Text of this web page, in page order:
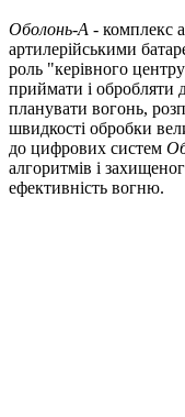
Оболонь-А - комплекс
артилерійськими
роль "керівного
приймати і обробляти
планувати вогонь,
швидкості обробки
до цифрових систем
алгоритмів і
ефективність вогню.